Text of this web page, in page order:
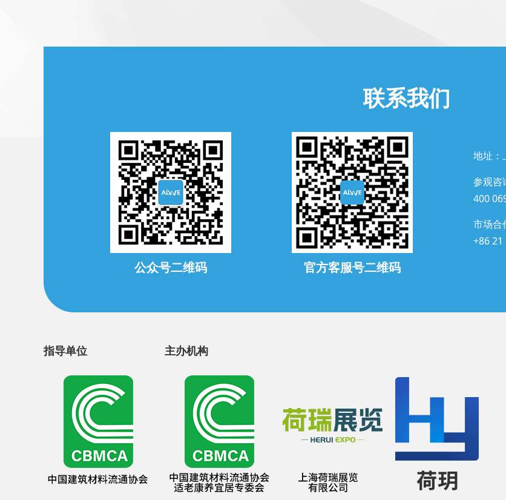
联系我们
公众号二维码 官方客服号二维码
地址：
参观咨
400
市场合
+86 21
指导单位 主办机构